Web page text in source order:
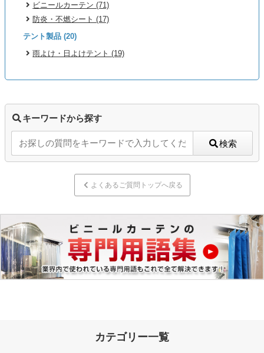
ビニールカーテン (71)
防炎・不燃シート (17)
テント製品 (20)
雨よけ・日よけテント (19)
キーワードから探す
検索
よくあるご質問トップへ戻る
カテゴリー一覧